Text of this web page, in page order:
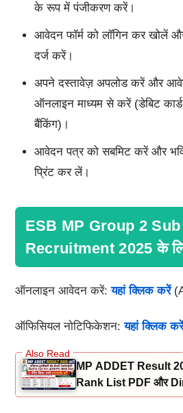
के रूप में पंजीकरण करें।
आवेदन फॉर्म को लॉगिन कर खोलें
दर्ज करें।
अपने दस्तावेज़ अपलोड करें और
ऑनलाइन माध्यम से करें (डेबिट
बैंकिंग)।
आवेदन पत्र को सबमिट करें और
प्रिंट कर लें।
ESB MP Group 2
Recruitment 2025 के
ऑनलाइन आवेदन करें:यहां क्लिक करें
ऑफिसियल नोटिफिकेशन:यहां क्लिक करें
MP ADDET Result
Rank List PDF और